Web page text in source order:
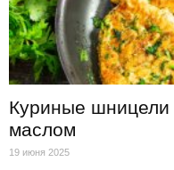
Куриные шницели
маслом
19 июня 2025